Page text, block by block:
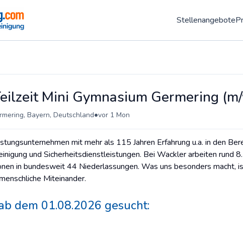
Stellenangebote
Mini Gymnasium Germering
Bayern, Deutschland•vor 1 Mon
mit mehr als 115 Jahren Erfahrung u.a. in den
und Sicherheitsdienstleistungen. Bei Wackler arbeiten rund
in bundesweit 44 Niederlassungen. Was uns besonders macht,
Miteinander.
dem 01.08.2026 gesucht: